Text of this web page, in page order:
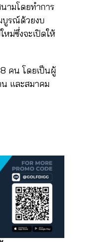
ามโดยทำการ
บูรณ์ด้วยงบ
ม่ซึ่งจะเปิดให้
คน โดยเป็นผู้
และสมาคม